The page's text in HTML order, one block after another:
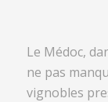
Le Médoc,
ne pas
vignobles